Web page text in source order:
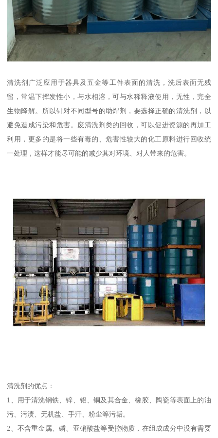
清洗剂广泛应用于器具及五金等工件表面的清洗，洗后表面无残
留，常温下挥发性小，与水相溶，可与水稀释液使用，无性，完全
生物降解。所以针对不同型号的助焊剂，要选择正确的清洗剂，以
避免造成污染和危害。废清洗剂类的回收，可以促进资源的再加工
利用，更多的是将一些有毒的、危害性较大的化工原料进行回收统
一处理，这样才能尽可能的减少其对环境、对人带来的危害。
清洗剂的优点：
1、用于清洗钢铁、锌、铝、铜及其合金、橡胶、陶瓷等表面上的油
污、污渍、无机盐、手汗、粉尘等污垢。
2、不含重金属、磷、亚硝酸盐等受控物质，在组成成分中没有需要